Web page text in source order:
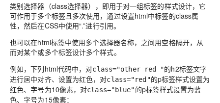
类别选择器（class选择器），即用于对一组标签的样式设计，它
可作用于多个标签且多次使用，通过设置html中标签的class属
性，然后在CSS中使用“.”进行引用。
也可以在html标签中使用多个选择器名称，之间用空格隔开，从
而对某个或多个标签设计多个样式。
例如，下列html代码中，对class="other red "的h2标签文字
进行居中对齐、设置为红色，对class="red"的p标签样式设置为
红色、字号为10像素，对class="blue"的p标签样式设置为蓝
色、字号为15像素：